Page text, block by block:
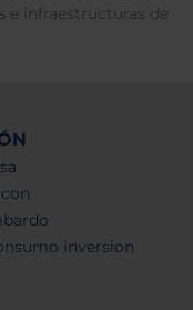
e infraestructuras de
inversion